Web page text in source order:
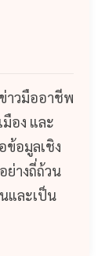
าวมืออาชีพ
อง และ
ข้อมูลเชิง
ย่างถี่ถ้วน
และเป็น